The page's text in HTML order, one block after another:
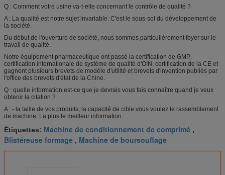
Q : Comment votre usine va-t-elle concernant le contrôle de qualité ?
A : La qualité est notre sujet invariable. C'est le sous-sol du développement de
la société.
Du début de l'ouverture de société, nous sommes particulièrement foyer sur le
travail de qualité.
Notre équipement pharmaceutique ont passé la certification de GMP,
certification internationale de système de qualité d'OIN, certification de la CE et
gagnent plusieurs brevets de modèle d'utilité et brevets d'invention publiés par
l'office des brevets d'état de la Chine.
Q : quelle information est-ce que je devrais vous fais connaître quand je veux
obtenir la citation ?
A : - la taille de vos produits, la capacité de cible vous voulez le rassemblement
de machine. La plus le meilleur information.
Étiquettes: Machine de conditionnement de comprimé ,
Blistéreuse formage , Machine de boursouflage